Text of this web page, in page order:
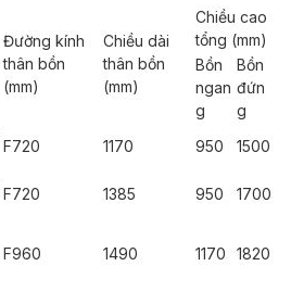
Đường kính
thân bồn
(mm)
Chiều dài
thân bồn
(mm)
Chiều cao
tổng (mm)
Bồn
ngan
g
Bồn
đứn
g
F720 1170 950 1500
F720 1385 950 1700
F960 1490 1170 1820